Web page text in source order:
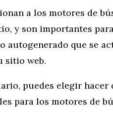
a los motores de
y son importantes
autogenerado que se
sitio web.
puedes elegir
para los motores de